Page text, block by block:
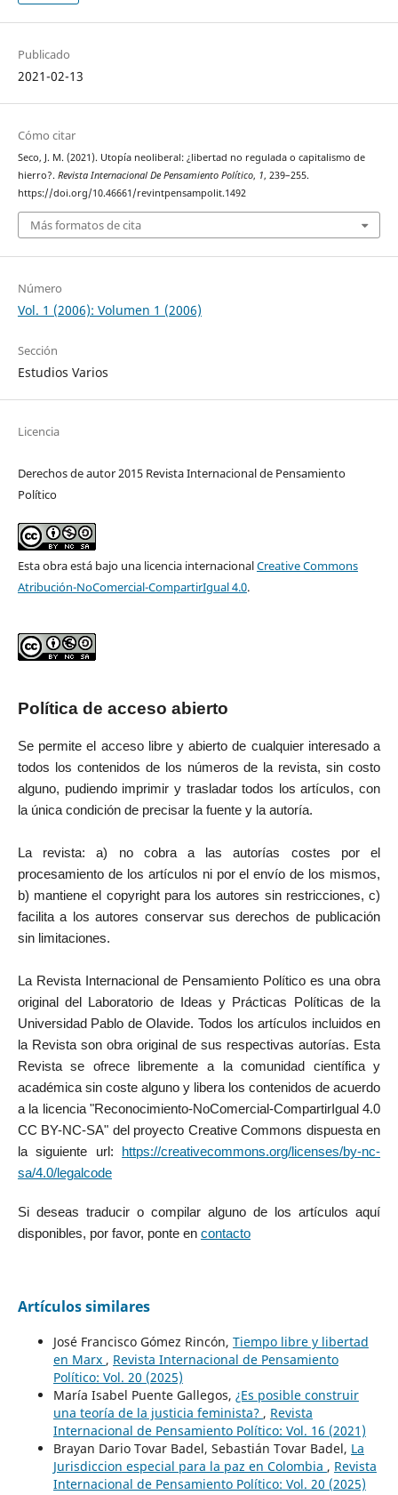
Publicado
2021-02-13
Cómo citar
Seco, J. M. (2021). Utopía neoliberal: ¿libertad no regulada o capitalismo de
hierro?. Revista Internacional De Pensamiento Político, 1, 239–255.
https://doi.org/10.46661/revintpensampolit.1492
Más formatos de cita
Número
Vol. 1 (2006): Volumen 1 (2006)
Sección
Estudios Varios
Licencia
Derechos de autor 2015 Revista Internacional de Pensamiento
Político
Esta obra está bajo una licencia internacionalCreative Commons
Atribución-NoComercial-CompartirIgual 4.0.
Política de acceso abierto
Se permite el acceso libre y abierto de cualquier interesado a
todos los contenidos de los números de la revista, sin costo
alguno, pudiendo imprimir y trasladar todos los artículos, con
la única condición de precisar la fuente y la autoría.
La revista: a) no cobra a las autorías costes por el
procesamiento de los artículos ni por el envío de los mismos,
b) mantiene el copyright para los autores sin restricciones, c)
facilita a los autores conservar sus derechos de publicación
sin limitaciones.
La Revista Internacional de Pensamiento Político es una obra
original del Laboratorio de Ideas y Prácticas Políticas de la
Universidad Pablo de Olavide. Todos los artículos incluidos en
la Revista son obra original de sus respectivas autorías. Esta
Revista se ofrece libremente a la comunidad científica y
académica sin coste alguno y libera los contenidos de acuerdo
a la licencia "Reconocimiento-NoComercial-CompartirIgual 4.0
CC BY-NC-SA" del proyecto Creative Commons dispuesta en
la siguiente url:
https://creativecommons.org/licenses/by-nc-
sa/4.0/legalcode
Si deseas traducir o compilar alguno de los artículos aquí
disponibles, por favor, ponte en contacto
Artículos similares
José Francisco Gómez Rincón, Tiempo libre y libertad
en Marx , Revista Internacional de Pensamiento
Político: Vol. 20 (2025)
María Isabel Puente Gallegos, ¿Es posible construir
una teoría de la justicia feminista? , Revista
Internacional de Pensamiento Político: Vol. 16 (2021)
Brayan Dario Tovar Badel, Sebastián Tovar Badel, La
Jurisdiccion especial para la paz en Colombia , Revista
Internacional de Pensamiento Político: Vol. 20 (2025)